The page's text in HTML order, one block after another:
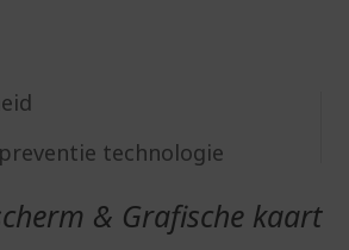
technologie
& Grafische kaart